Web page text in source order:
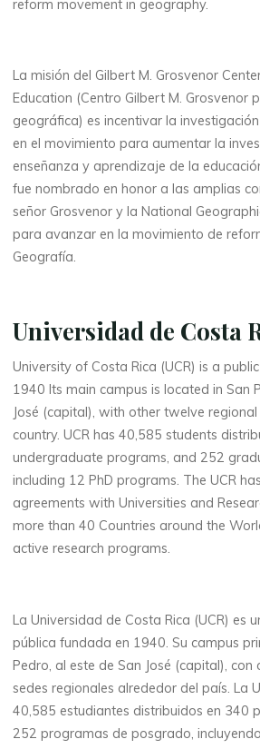
reform movement in geography.
La misión del Gilbert M. Grosvenor
Education (Centro Gilbert M. Grosvenor
geográfica) es incentivar la
en el movimiento para aumentar la
enseñanza y aprendizaje de la
fue nombrado en honor a las amplias
señor Grosvenor y la National
para avanzar en la movimiento de
Geografía.
Universidad de Costa
University of Costa Rica (UCR) is a
1940 Its main campus is located in San
José (capital), with other twelve
country. UCR has 40,585 students
undergraduate programs, and 252
including 12 PhD programs. The UCR
agreements with Universities and
more than 40 Countries around the
active research programs.
La Universidad de Costa Rica (UCR) es
pública fundada en 1940. Su campus
Pedro, al este de San José (capital),
sedes regionales alrededor del país. La
40,585 estudiantes distribuidos en 340
252 programas de posgrado,